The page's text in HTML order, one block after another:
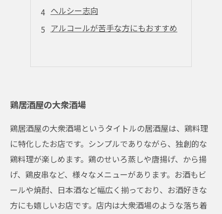
ヘルシー志向
アルコールが苦手な方にもおすすめ
鶏居酒屋の大衆酒場
鶏居酒屋の大衆酒場というタイトルの居酒屋は、鶏料理
に特化したお店です。シンプルでありながら、独創的な
鶏料理が楽しめます。鶏のせいろ蒸しや唐揚げ、から揚
げ、鶏皮串など、様々なメニューがあります。お酒もビ
ールや焼酎、日本酒など幅広く揃っており、お酒好きな
方にも嬉しいお店です。店内は大衆酒場のような落ち着